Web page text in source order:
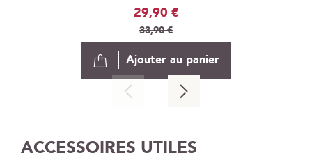
Prix
Spécial
29,90 €
33,90 €
Ajouter au panier
ACCESSOIRES UTILES